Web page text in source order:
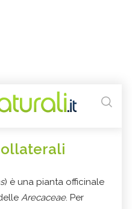
) è una pianta officinale
Arecaceae. Per